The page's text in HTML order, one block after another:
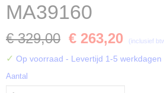
MA39160
€ 329,00 € 263,20 (inclusief
✓ Op voorraad - Levertijd 1-5 werkdagen
Aantal